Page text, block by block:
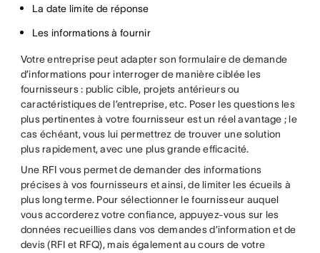
La date limite de réponse
Les informations à fournir
Votre entreprise peut adapter son formulaire de demande
d’informations pour interroger de manière ciblée les
fournisseurs : public cible, projets antérieurs ou
caractéristiques de l’entreprise, etc. Poser les questions les
plus pertinentes à votre fournisseur est un réel avantage ; le
cas échéant, vous lui permettrez de trouver une solution
plus rapidement, avec une plus grande efficacité.
Une RFI vous permet de demander des informations
précises à vos fournisseurs et ainsi, de limiter les écueils à
plus long terme. Pour sélectionner le fournisseur auquel
vous accorderez votre confiance, appuyez-vous sur les
données recueillies dans vos demandes d’information et de
devis (RFI et RFQ), mais également au cours de votre